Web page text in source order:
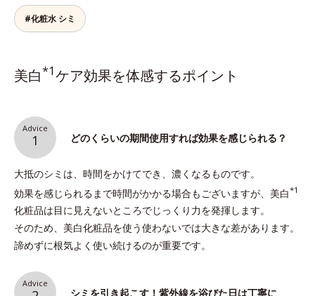
#化粧水 シミ
美白*1ケア効果を体感するポイント
Advice
1 どのくらいの期間使用すれば効果を感じられる？
大抵のシミは、時間をかけてでき、濃くなるものです。
効果を感じられるまで時間がかかる場合もございますが、美白*1
化粧品は目に見えないところでじっくり力を発揮します。
そのため、美白化粧品を使う使わないでは大きな差があります。
諦めずに根気よく使い続けるのが重要です。
Advice
シミを引き起こす！紫外線を浴びた日は丁寧に